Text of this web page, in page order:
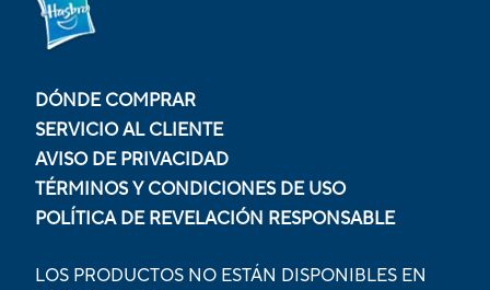
DÓNDE COMPRAR
SERVICIO AL CLIENTE
AVISO DE PRIVACIDAD
TÉRMINOS Y CONDICIONES DE USO
POLÍTICA DE REVELACIÓN RESPONSABLE
LOS PRODUCTOS NO ESTÁN DISPONIBLES EN